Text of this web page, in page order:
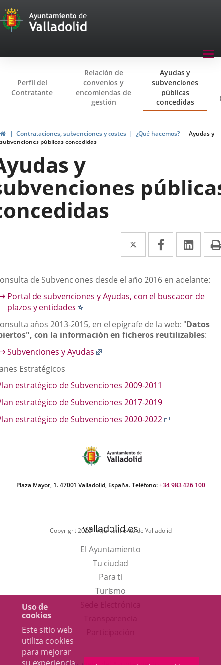
Uso de
cookies
Este sitio web
utiliza cookies
para mejorar
su experiencia
Transparencia
Menu
Perfil del
Contratante
Relación de
convenios y
encomiendas de
gestión
Ayudas y
subvenciones
públicas
concedidas
InicioContrataciones, subvenciones y costes ¿Qué hacemos?
Ayudas y
subvenciones públicas concedidas
y
Twitter
Enlace
a
una
aplicación
Facebook
Enlace
a
una
aplicación
a
una
de Subvenciones desde el año 2016 en adelante:
Portal de subvenciones y Ayudas, con el buscador de
plazos y entidades
una
aplicación
externa.
años 2013-2015, en el epígrafe de la web: "Datos
", con la información en ficheros reutilizables:
Subvenciones y Ayudas
aplicación
Estratégicos
estratégico de Subvenciones 2009-2011
estratégico de Subvenciones 2017-2019
estratégico de Subvenciones 2020-2022
Plaza Mayor, 1. 47001 Valladolid, España. Teléfono:+34 983 426 100
Copyright 2025 - Ayuntamiento de Valladolid
valladolid.es
El Ayuntamiento
Tu ciudad
Para ti
TurismoEste
unaexterna.